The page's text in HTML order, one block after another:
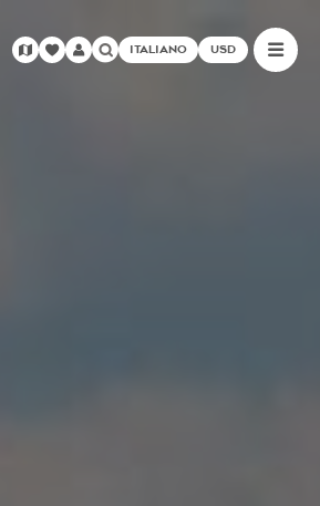
ITALIANO USD